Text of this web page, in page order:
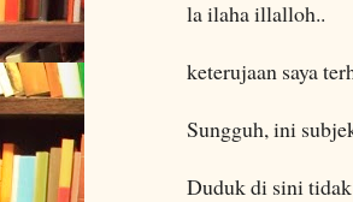
la ilaha illalloh..
keterujaan saya
Sungguh, ini
Duduk di sini